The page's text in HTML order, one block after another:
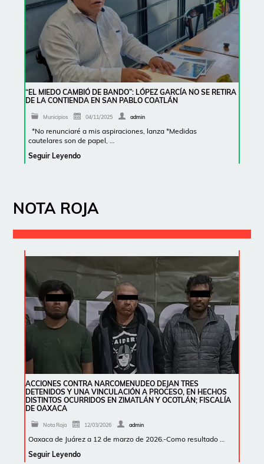
“EL MIEDO CAMBIÓ DE BANDO”: LÓPEZ GARCÍA NO SE RETIRA
DE LA CONTIENDA EN SAN PABLO COATLÁN
Municipios 04/11/2025 admin
*No renunciaré a mis aspiraciones, lanza *Medidas
cautelares son de papel, …
Seguir Leyendo
NOTA ROJA
ACCIONES CONTRA NARCOMENUDEO DEJAN TRES
DETENIDOS Y UNA VINCULACIÓN A PROCESO, EN HECHOS
DISTINTOS OCURRIDOS EN ZIMATLÁN Y OCOTLÁN; FISCALÍA
DE OAXACA
Nota Roja 12/03/2026 admin
Oaxaca de Juárez a 12 de marzo de 2026.-Como resultado …
Seguir Leyendo